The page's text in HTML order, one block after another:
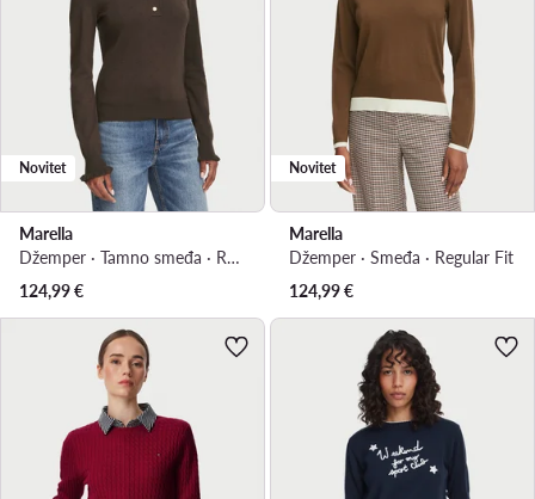
Novitet
Marella
Džemper · Tamno smeđa · Regular Fit
124,99€
Novitet
Marella
Džemper · Smeđa · Regular Fit
124,99€